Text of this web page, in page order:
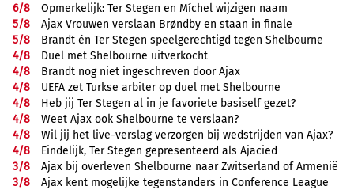
6/8
Opmerkelijk: Ter Stegen en Míchel wijzigen naam
5/8
Ajax Vrouwen verslaan Brøndby en staan in finale
5/8
Brandt én Ter Stegen speelgerechtigd tegen Shelbourne
4/8
Duel met Shelbourne uitverkocht
4/8
Brandt nog niet ingeschreven door Ajax
4/8
UEFA zet Turkse arbiter op duel met Shelbourne
4/8
Heb jij Ter Stegen al in je favoriete basiself gezet?
4/8
Weet Ajax ook Shelbourne te verslaan?
4/8
Wil jij het live-verslag verzorgen bij wedstrijden van Ajax?
4/8
Eindelijk, Ter Stegen gepresenteerd als Ajacied
3/8
Ajax bij overleven Shelbourne naar Zwitserland of Armenië
3/8
Ajax kent mogelijke tegenstanders in Conference League